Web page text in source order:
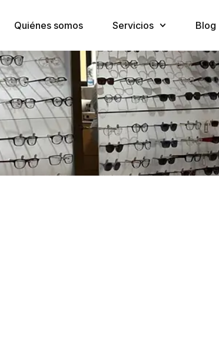
Quiénes somos Servicios Blog